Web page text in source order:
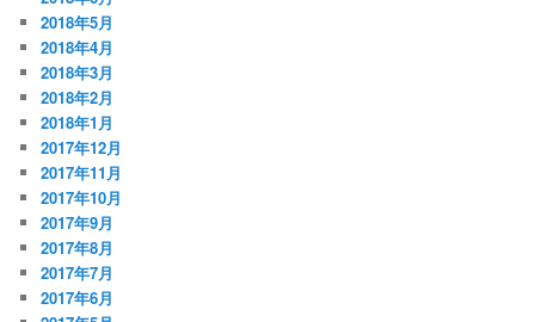
2018年5月
2018年4月
2018年3月
2018年2月
2018年1月
2017年12月
2017年11月
2017年10月
2017年9月
2017年8月
2017年7月
2017年6月